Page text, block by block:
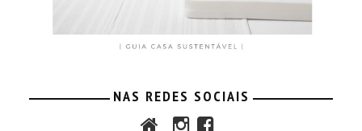
NAS REDES SOCIAIS